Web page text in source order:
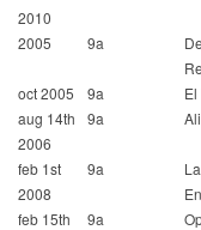
2010
2005 9a
oct 2005 9a
aug 14th
2006
9a
feb 1st
2008
9a
feb 15th
9a